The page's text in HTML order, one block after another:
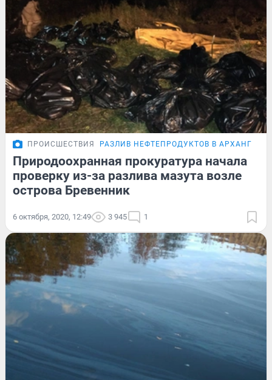
ПРОИСШЕСТВИЯ РАЗЛИВ НЕФТЕПРОДУКТОВ В
Природоохранная прокуратура начала
проверку из-за разлива мазута возле
острова Бревенник
6 октября, 2020, 12:49 3 945 1